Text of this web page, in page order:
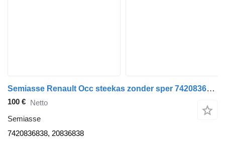
Semiasse Renault Occ steekas zonder sper 7420836838 per camion
100 € Netto
Semiasse
7420836838, 20836838